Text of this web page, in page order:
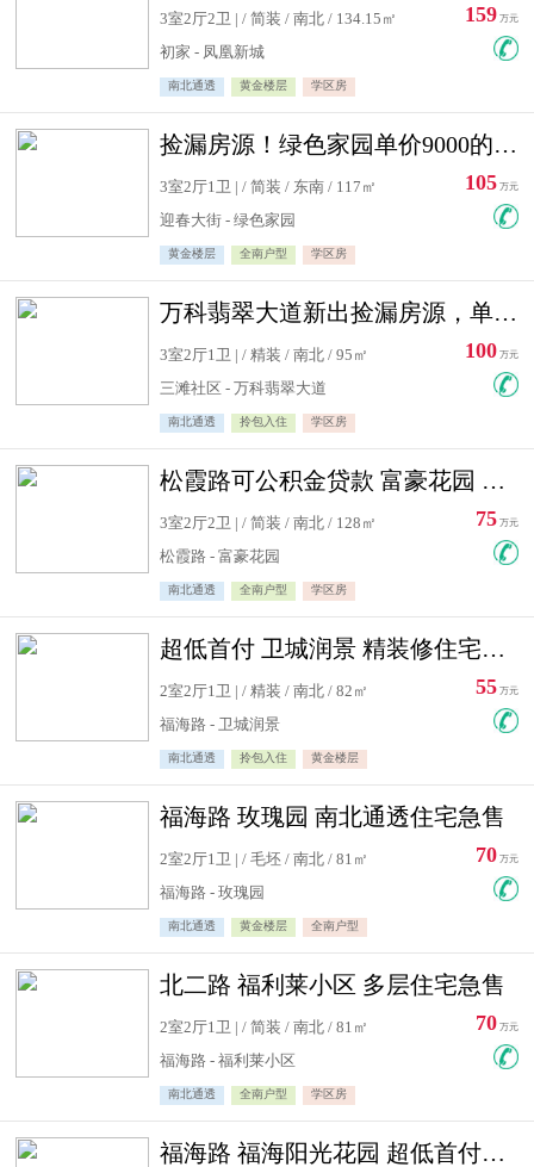
3室2厅2卫 | / 简装 / 南北 / 134.15㎡
初家 - 凤凰新城
南北通透 黄金楼层 学区房
159 万元
捡漏房源！绿色家园单价9000的大三居，实验小学永明双学区
3室2厅1卫 | / 简装 / 东南 / 117㎡
迎春大街 - 绿色家园
黄金楼层 全南户型 学区房
105 万元
万科翡翠大道新出捡漏房源，单价10500精装修
3室2厅1卫 | / 精装 / 南北 / 95㎡
三滩社区 - 万科翡翠大道
南北通透 拎包入住 学区房
100 万元
松霞路可公积金贷款 富豪花园 复式住宅急售送小棚
3室2厅2卫 | / 简装 / 南北 / 128㎡
松霞路 - 富豪花园
南北通透 全南户型 学区房
75 万元
超低首付 卫城润景 精装修住宅急售 可公积金贷款
2室2厅1卫 | / 精装 / 南北 / 82㎡
福海路 - 卫城润景
南北通透 拎包入住 黄金楼层
55 万元
福海路 玫瑰园 南北通透住宅急售
2室2厅1卫 | / 毛坯 / 南北 / 81㎡
福海路 - 玫瑰园
南北通透 黄金楼层 全南户型
70 万元
北二路 福利莱小区 多层住宅急售
2室2厅1卫 | / 简装 / 南北 / 81㎡
福海路 - 福利莱小区
南北通透 全南户型 学区房
70 万元
福海路 福海阳光花园 超低首付住宅急售